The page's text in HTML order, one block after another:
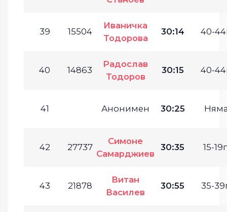
39 15504
Иваничка
Тодорова
30:14 40-
40 14863
Радослав
Тодоров
30:15 40-
41 Анонимен 30:25
42 27737
Симоне
Самарджиев
30:35 15-
43 21878
Витан
Василев
30:55 35-